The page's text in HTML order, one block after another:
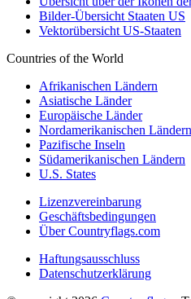
Bilder-Übersicht Staaten US
Vektorübersicht US-Staaten
Countries of the World
Afrikanischen Ländern
Asiatische Länder
Europäische Länder
Nordamerikanischen Ländern
Pazifische Inseln
Südamerikanischen Ländern
U.S. States
Lizenzvereinbarung
Geschäftsbedingungen
Über Countryflags.com
Haftungsausschluss
Datenschutzerklärung